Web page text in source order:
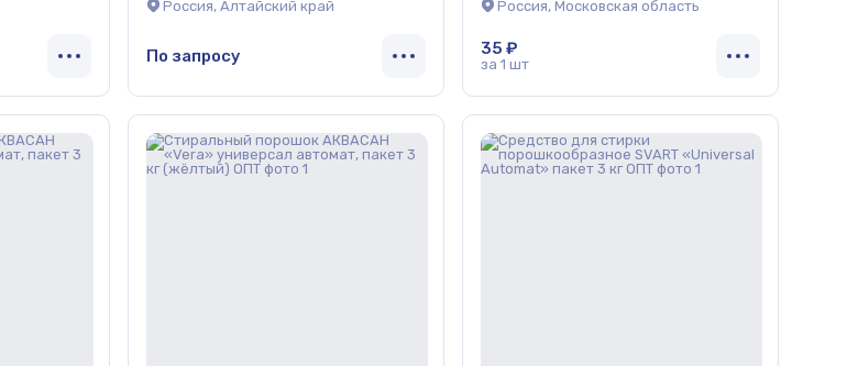
Россия, Алтайский край
По запросу
Россия, Московская область
35 ₽
за 1 шт